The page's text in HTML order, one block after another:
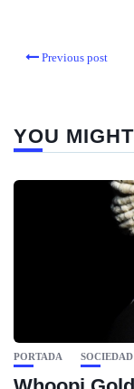
Previous post
YOU
PORTADA